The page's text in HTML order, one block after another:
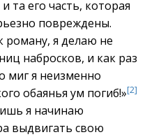
та его часть, которая
повреждены.
роману, я делаю не
набросков, и как раз
миг я неизменно
обаянья ум погиб!»[2]
я начинаю
выдвигать свою